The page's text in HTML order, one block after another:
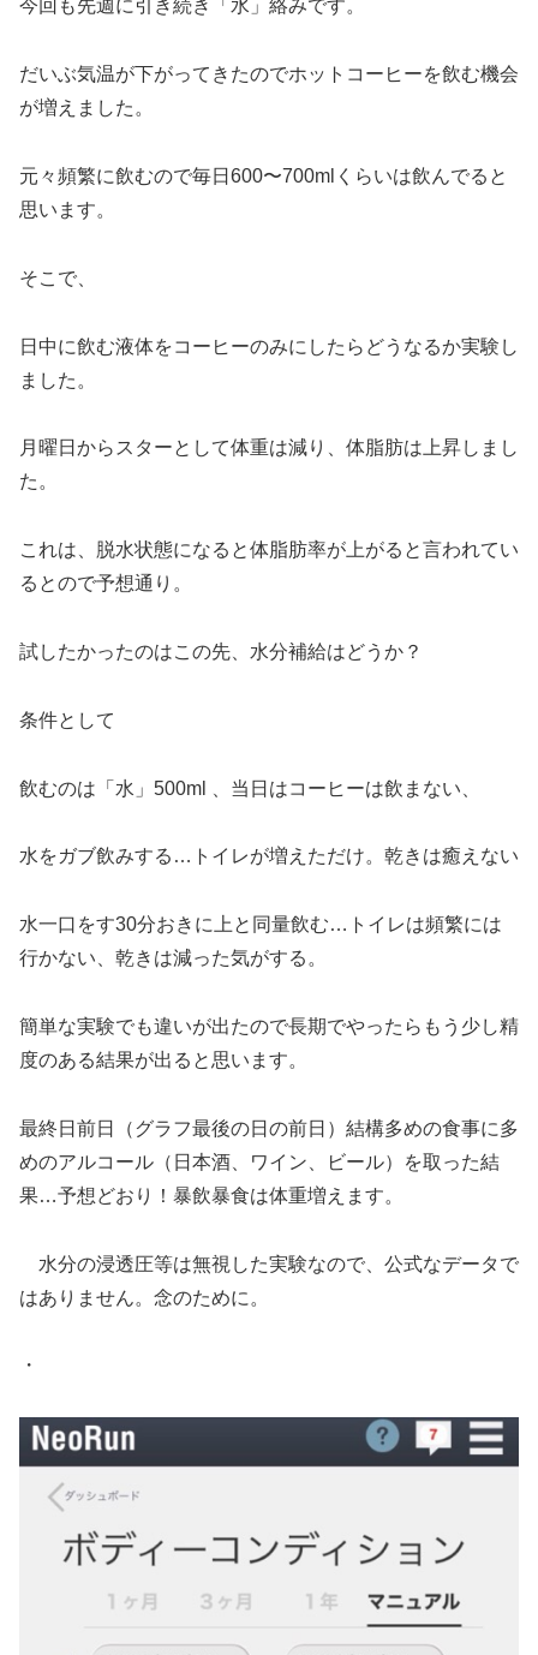
今回も先週に引き続き「水」絡みです。
だいぶ気温が下がってきたのでホットコーヒーを飲む機会
が増えました。
元々頻繁に飲むので毎日600〜700mlくらいは飲んでると
思います。
そこで、
日中に飲む液体をコーヒーのみにしたらどうなるか実験し
ました。
月曜日からスターとして体重は減り、体脂肪は上昇しまし
た。
これは、脱水状態になると体脂肪率が上がると言われてい
るとので予想通り。
試したかったのはこの先、水分補給はどうか？
条件として
飲むのは「水」500ml 、当日はコーヒーは飲まない、
水をガブ飲みする…トイレが増えただけ。乾きは癒えない
水一口をす30分おきに上と同量飲む…トイレは頻繁には
行かない、乾きは減った気がする。
簡単な実験でも違いが出たので長期でやったらもう少し精
度のある結果が出ると思います。
最終日前日（グラフ最後の日の前日）結構多めの食事に多
めのアルコール（日本酒、ワイン、ビール）を取った結
果…予想どおり！暴飲暴食は体重増えます。
水分の浸透圧等は無視した実験なので、公式なデータで
はありません。念のために。
・